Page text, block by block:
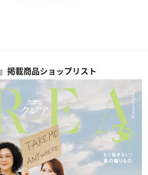
掲載商品ショップリスト